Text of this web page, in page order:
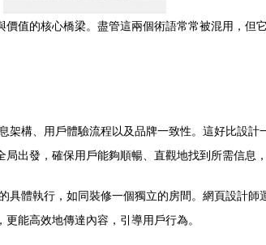
值的核心橋梁。盡管這兩個術語常常被混用，但
構、用戶體驗流程以及品牌一致性。這好比設
出發，確保用戶能夠順暢、直觀地找到所需信息
體執行，如同裝修一個獨立的房間。網頁設計
能高效地傳達內容，引導用戶行為。